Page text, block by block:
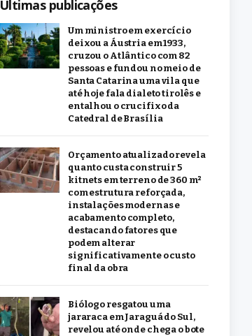
Últimas publicações
Um ministro em exercício
deixou a Áustria em 1933,
cruzou o Atlântico com 82
pessoas e fundou no meio de
Santa Catarina uma vila que
até hoje fala dialeto tirolês e
entalhou o crucifixo da
Catedral de Brasília
Orçamento atualizado revela
quanto custa construir 5
kitnets em terreno de 360 m²
com estrutura reforçada,
instalações modernas e
acabamento completo,
destacando fatores que
podem alterar
significativamente o custo
final da obra
Biólogo resgatou uma
jararaca em Jaraguá do Sul,
revelou até onde chega o bote